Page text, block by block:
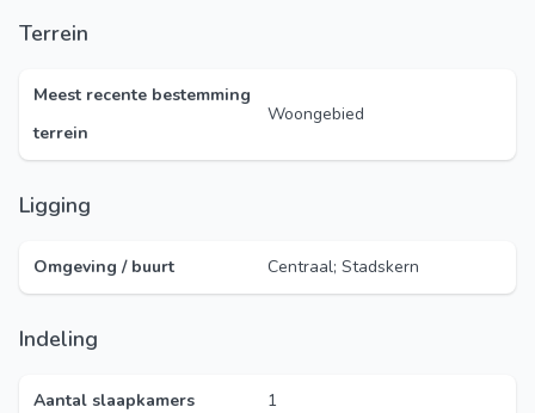
Terrein
Meest recente bestemming
terrein
Woongebied
Ligging
Omgeving / buurt Centraal; Stadskern
Indeling
Aantal slaapkamers
1